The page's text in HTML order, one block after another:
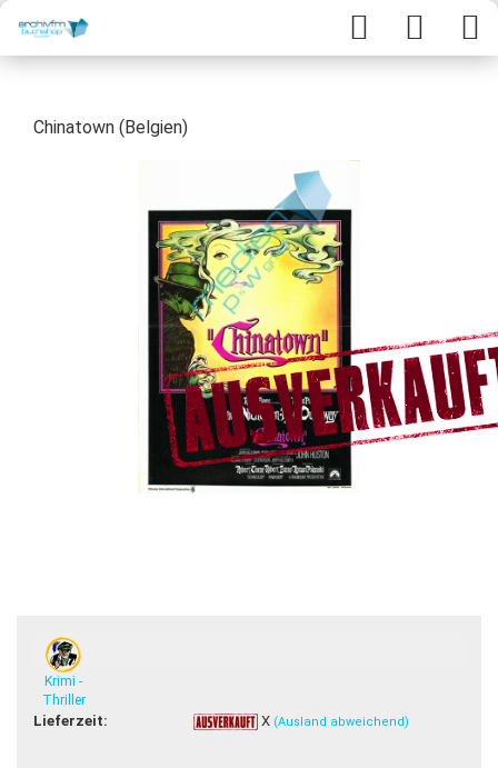
Chinatown (Belgien)
Krimi -
Thriller
Lieferzeit: X (Ausland abweichend)